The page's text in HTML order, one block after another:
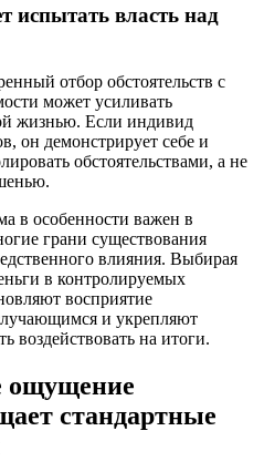
испытать власть над
отбор обстоятельств с
может усиливать
жизнью. Если индивид
он демонстрирует себе и
обстоятельствами, а не
в особенности важен в
грани существования
влияния. Выбирая
в контролируемых
восприятие
и укрепляют
воздействовать на итоги.
ощущение
стандартные